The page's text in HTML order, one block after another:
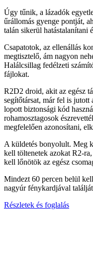
Úgy tűnik, a lázadók
űrállomás gyenge pontját,
talán sikerül hatástalanítani
Csapatotok, az ellenállás
megtisztelő, ám nagyon
Halálcsillag fedélzeti
fájlokat.
R2D2 droid, akit az egész
segítőtársat, már fel is
lopott biztonsági kód
rohamosztagosok
megfelelően azonosítani,
A küldetés bonyolult. Meg
kell töltenetek azokat R2-
kell lőnötök az egész
Mindezt 60 percen belül
nagyúr fénykardjával
Részletek és foglalás